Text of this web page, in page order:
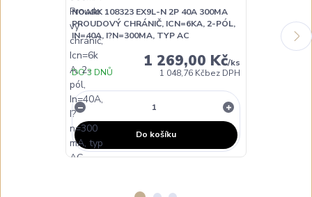
NOARK 108323 EX9L-N 2P 40A 300MA
PROUDOVÝ CHRÁNIČ, ICN=6KA, 2-PÓL,
IN=40A, I?N=300MA, TYP AC
1 269,00 Kč/ks
1 048,76 Kčbez DPH
DO 3 DNŮ
Do košíku
PROUDOVÝ
IN=63A,